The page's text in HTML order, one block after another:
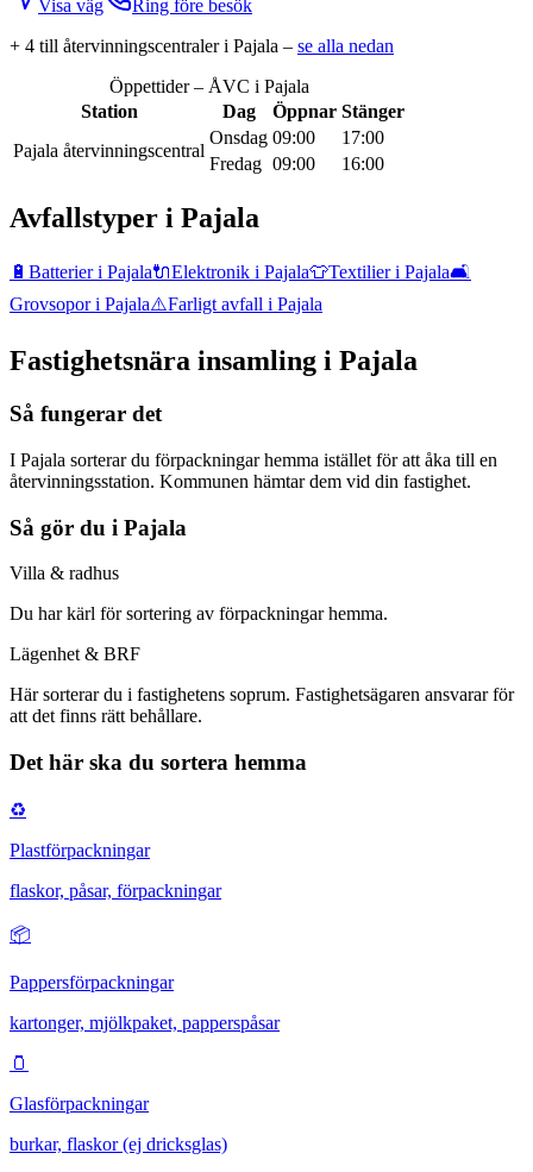
Visa väg
Ring före besök
+ 4 till återvinningscentraleri Pajala – se alla nedan
Öppettider – ÅVC i Pajala
Station
Dag Öppnar Stänger
Pajala återvinningscentral
Onsdag 09:00
17:00
Fredag 09:00 16:00
Avfallstyper i Pajala
🔋 Batterieri Pajala🔌Elektronik i Pajala👕Textilieri Pajala🛋️
Grovsopori Pajala⚠️Farligt avfall i Pajala
Fastighetsnära insamling i Pajala
Så fungerar det
I Pajala sorterar du förpackningar hemma istället för att åka till en
återvinningsstation. Kommunen hämtar dem vid din fastighet.
Så gör du i Pajala
Villa & radhus
Du har kärl för sortering av förpackningar hemma.
Lägenhet & BRF
Här sorterar du i fastighetens soprum. Fastighetsägaren ansvarar för
att det finns rätt behållare.
Det här ska du sortera hemma
♻️
Plastförpackningar
flaskor, påsar, förpackningar
📦
Pappersförpackningar
kartonger, mjölkpaket, papperspåsar
🫙
Glasförpackningar
burkar, flaskor (ej dricksglas)